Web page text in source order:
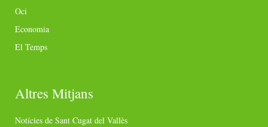
Oci
Economia
El Temps
Altres Mitjans
Notícies de Sant Cugat del Vallès